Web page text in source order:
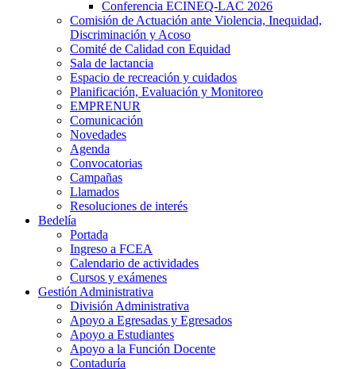
Conferencia ECINEQ-LAC 2026
Comisión de Actuación ante Violencia, Inequidad,
Discriminación y Acoso
Comité de Calidad con Equidad
Sala de lactancia
Espacio de recreación y cuidados
Planificación, Evaluación y Monitoreo
EMPRENUR
Comunicación
Novedades
Agenda
Convocatorias
Campañas
Llamados
Resoluciones de interés
Bedelía
Portada
Ingreso a FCEA
Calendario de actividades
Cursos y exámenes
Gestión Administrativa
División Administrativa
Apoyo a Egresadas y Egresados
Apoyo a Estudiantes
Apoyo a la Función Docente
Contaduría